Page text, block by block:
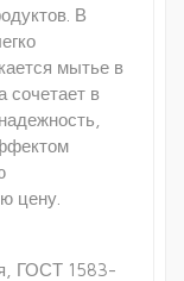
В
мытье в
сочетает в
цену.
ГОСТ 1583-